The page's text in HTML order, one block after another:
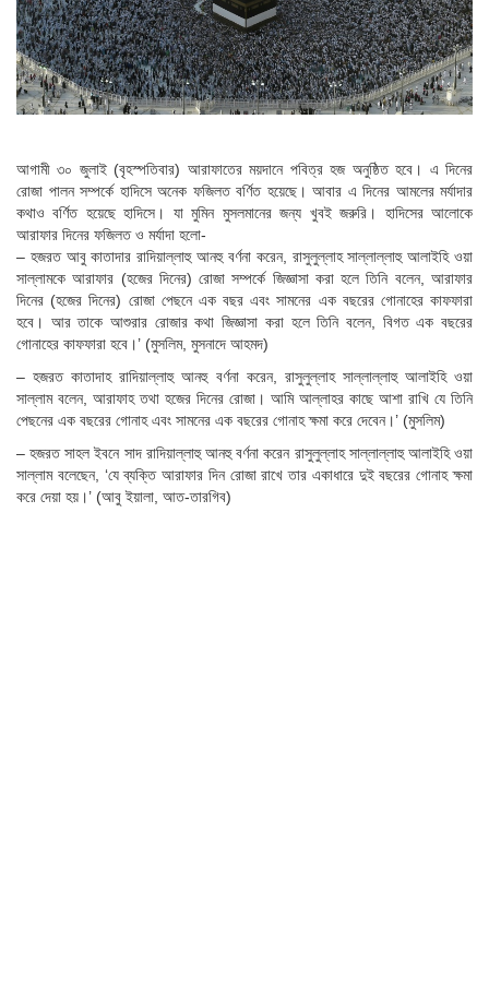
আগামী ৩০ জুলাই (বৃহস্পতিবার) আরাফাতের ময়দানে পবিত্র হজ অনুষ্ঠিত হবে। এ দিনের
রোজা পালন সম্পর্কে হাদিসে অনেক ফজিলত বর্ণিত হয়েছে। আবার এ দিনের আমলের মর্যাদার
কথাও বর্ণিত হয়েছে হাদিসে। যা মুমিন মুসলমানের জন্য খুবই জরুরি। হাদিসের আলোকে
আরাফার দিনের ফজিলত ও মর্যাদা হলো-
– হজরত আবু কাতাদার রাদিয়াল্লাহু আনহু বর্ণনা করেন, রাসুলুল্লাহ সাল্লাল্লাহু আলাইহি ওয়া
সাল্লামকে আরাফার (হজের দিনের) রোজা সম্পর্কে জিজ্ঞাসা করা হলে তিনি বলেন, আরাফার
দিনের (হজের দিনের) রোজা পেছনে এক বছর এবং সামনের এক বছরের গোনাহের কাফফারা
হবে। আর তাকে আশুরার রোজার কথা জিজ্ঞাসা করা হলে তিনি বলেন, বিগত এক বছরের
গোনাহের কাফফারা হবে।’ (মুসলিম, মুসনাদে আহমদ)
– হজরত কাতাদাহ রাদিয়াল্লাহু আনহু বর্ণনা করেন, রাসুলুল্লাহ সাল্লাল্লাহু আলাইহি ওয়া
সাল্লাম বলেন, আরাফাহ তথা হজের দিনের রোজা। আমি আল্লাহর কাছে আশা রাখি যে তিনি
পেছনের এক বছরের গোনাহ এবং সামনের এক বছরের গোনাহ ক্ষমা করে দেবেন।’ (মুসলিম)
– হজরত সাহল ইবনে সাদ রাদিয়াল্লাহু আনহু বর্ণনা করেন রাসুলুল্লাহ সাল্লাল্লাহু আলাইহি ওয়া
সাল্লাম বলেছেন, ‘যে ব্যক্তি আরাফার দিন রোজা রাখে তার একাধারে দুই বছরের গোনাহ ক্ষমা
করে দেয়া হয়।’ (আবু ইয়ালা, আত-তারগিব)